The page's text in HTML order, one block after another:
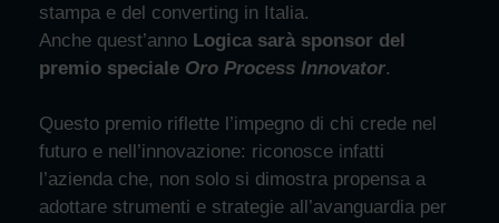
stampa e del converting in Italia.
Anche quest’anno Logica sarà sponsor del
premio speciale Oro Process Innovator.
Questo premio riflette l’impegno di chi crede nel
futuro e nell’innovazione: riconosce infatti
l’azienda che, non solo si dimostra propensa a
adottare strumenti e strategie all’avanguardia per